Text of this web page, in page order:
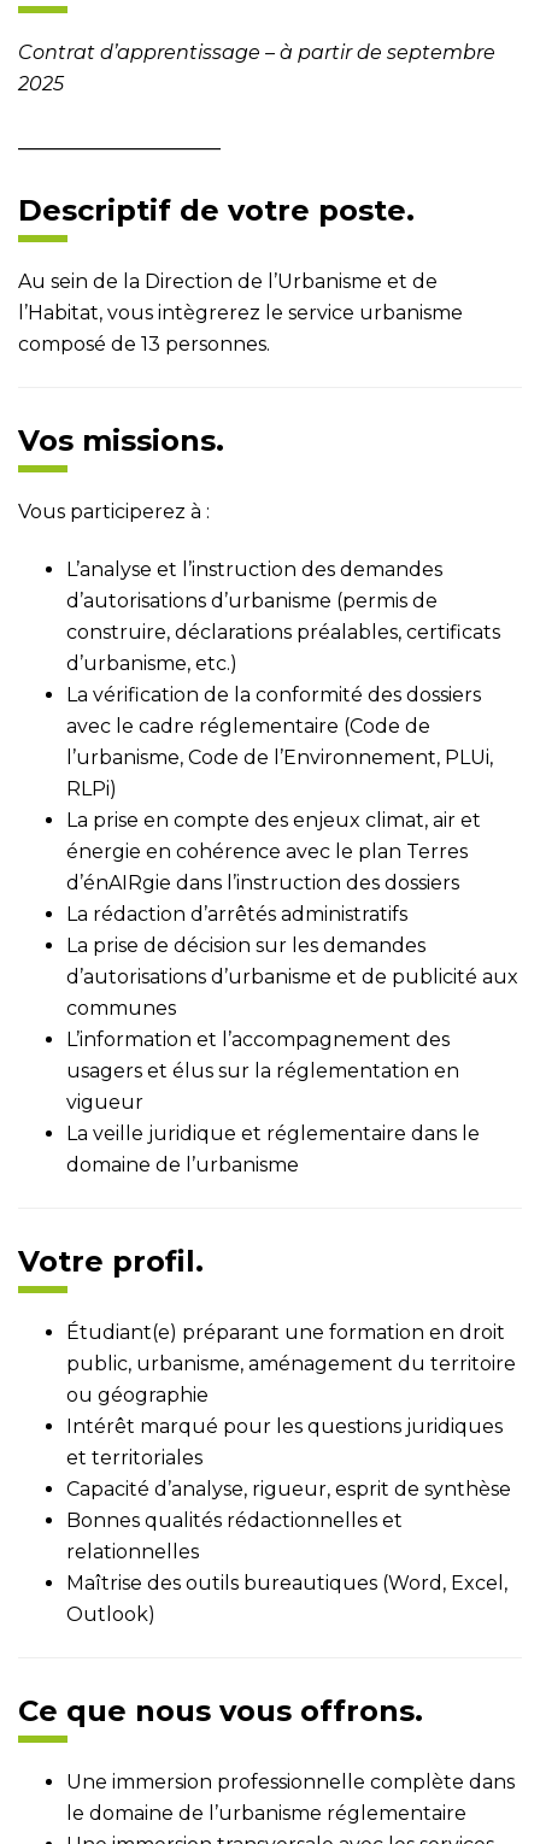
Contrat d’apprentissage – à partir de septembre
2025
Descriptif de votre poste.
Au sein de la Direction de l’Urbanisme et de
l’Habitat, vous intègrerez le service urbanisme
composé de 13 personnes.
Vos missions.
Vous participerez à :
L’analyse et l’instruction des demandes
d’autorisations d’urbanisme (permis de
construire, déclarations préalables, certificats
d’urbanisme, etc.)
La vérification de la conformité des dossiers
avec le cadre réglementaire (Code de
l’urbanisme, Code de l’Environnement, PLUi,
RLPi)
La prise en compte des enjeux climat, air et
énergie en cohérence avec le plan Terres
d’énAIRgie dans l’instruction des dossiers
La rédaction d’arrêtés administratifs
La prise de décision sur les demandes
d’autorisations d’urbanisme et de publicité aux
communes
L’information et l’accompagnement des
usagers et élus sur la réglementation en
vigueur
La veille juridique et réglementaire dans le
domaine de l’urbanisme
Votre profil.
Étudiant(e) préparant une formation en droit
public, urbanisme, aménagement du territoire
ou géographie
Intérêt marqué pour les questions juridiques
et territoriales
Capacité d’analyse, rigueur, esprit de synthèse
Bonnes qualités rédactionnelles et
relationnelles
Maîtrise des outils bureautiques (Word, Excel,
Outlook)
Ce que nous vous offrons.
Une immersion professionnelle complète dans
le domaine de l’urbanisme réglementaire